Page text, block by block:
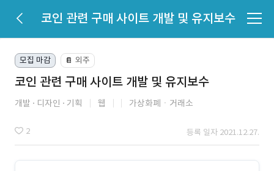
코인 관련 구매 사이트 개발 및 유지보수
모집 마감 📔 외주
코인 관련 구매 사이트 개발 및 유지보수
개발 디자인 기획 웹 가상화폐ㆍ거래소
2 등록 일자 2021.12.27.